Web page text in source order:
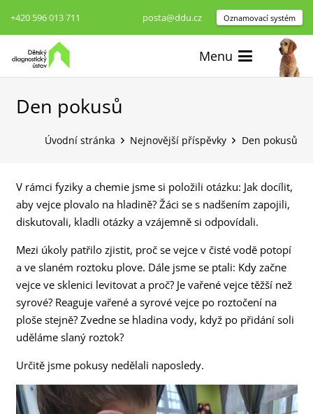
+420 596 013 711 posta@ddu.cz Oznamovací systém
Menu
Den pokusů
Úvodní stránka Nejnovější příspěvky Den pokusů
V rámci fyziky a chemie jsme si položili otázku: Jak docílit,
aby vejce plovalo na hladině? Žáci se s nadšením zapojili,
diskutovali, kladli otázky a vzájemně si odpovídali.
Mezi úkoly patřilo zjistit, proč se vejce v čisté vodě potopí
a ve slaném roztoku plove. Dále jsme se ptali: Kdy začne
vejce ve sklenici levitovat a proč? Je vařené vejce těžší než
syrové? Reaguje vařené a syrové vejce po roztočení na
ploše stejně? Zvedne se hladina vody, když po přidání soli
uděláme slaný roztok?
Určitě jsme pokusy nedělali naposledy.